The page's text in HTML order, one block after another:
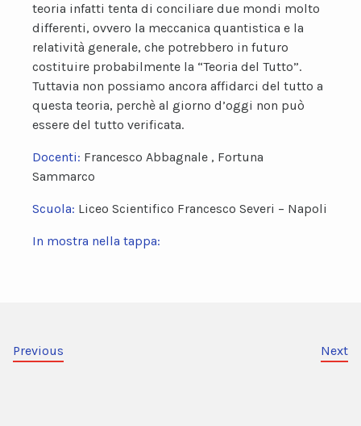
teoria infatti tenta di conciliare due mondi molto
differenti, ovvero la meccanica quantistica e la
relatività generale, che potrebbero in futuro
costituire probabilmente la “Teoria del Tutto”.
Tuttavia non possiamo ancora affidarci del tutto a
questa teoria, perchè al giorno d’oggi non può
essere del tutto verificata.
Docenti: Francesco Abbagnale , Fortuna
Sammarco
Scuola: Liceo Scientifico Francesco Severi – Napoli
In mostra nella tappa:
Previous Next